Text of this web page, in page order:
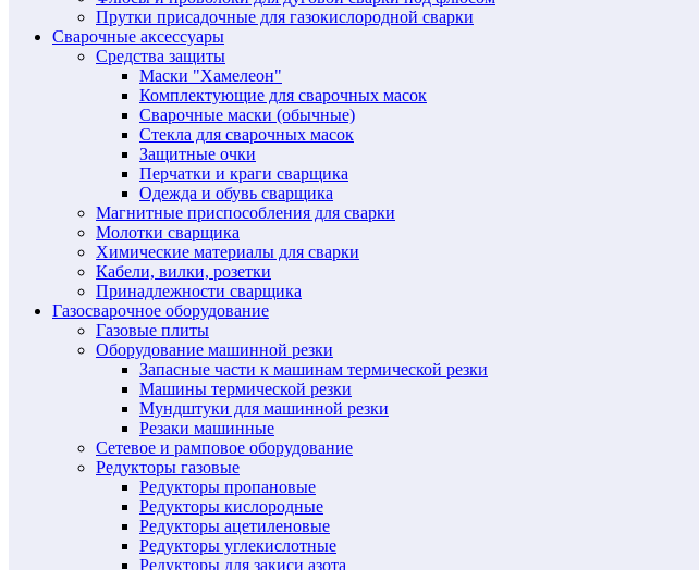
Прутки присадочные для газокислородной сварки
Сварочные аксессуары
Средства защиты
Маски "Хамелеон"
Комплектующие для сварочных масок
Сварочные маски (обычные)
Стекла для сварочных масок
Защитные очки
Перчатки и краги сварщика
Одежда и обувь сварщика
Магнитные приспособления для сварки
Молотки сварщика
Химические материалы для сварки
Кабели, вилки, розетки
Принадлежности сварщика
Газосварочное оборудование
Газовые плиты
Оборудование машинной резки
Запасные части к машинам термической резки
Машины термической резки
Мундштуки для машинной резки
Резаки машинные
Сетевое и рамповое оборудование
Редукторы газовые
Редукторы пропановые
Редукторы кислородные
Редукторы ацетиленовые
Редукторы углекислотные
Редукторы для закиси азота